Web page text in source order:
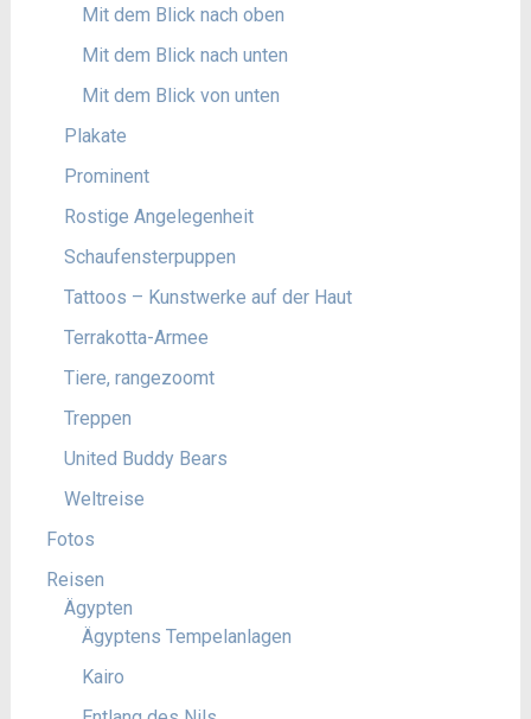
Mit dem Blick nach oben
Mit dem Blick nach unten
Mit dem Blick von unten
Plakate
Prominent
Rostige Angelegenheit
Schaufensterpuppen
Tattoos – Kunstwerke auf der Haut
Terrakotta-Armee
Tiere, rangezoomt
Treppen
United Buddy Bears
Weltreise
Fotos
Reisen
Ägypten
Ägyptens Tempelanlagen
Kairo